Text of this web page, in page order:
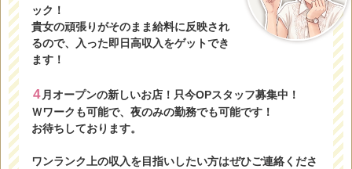
ック！
貴女の頑張りがそのまま給料に反映され
るので、入った即日高収入をゲットでき
ます！
4 月オープンの新しいお店！只今OPスタッフ募集中！
Ｗワークも可能で、夜のみの勤務でも可能です！
お待ちしております。
ワンランク上の収入を目指いしたい方はぜひご連絡くださ